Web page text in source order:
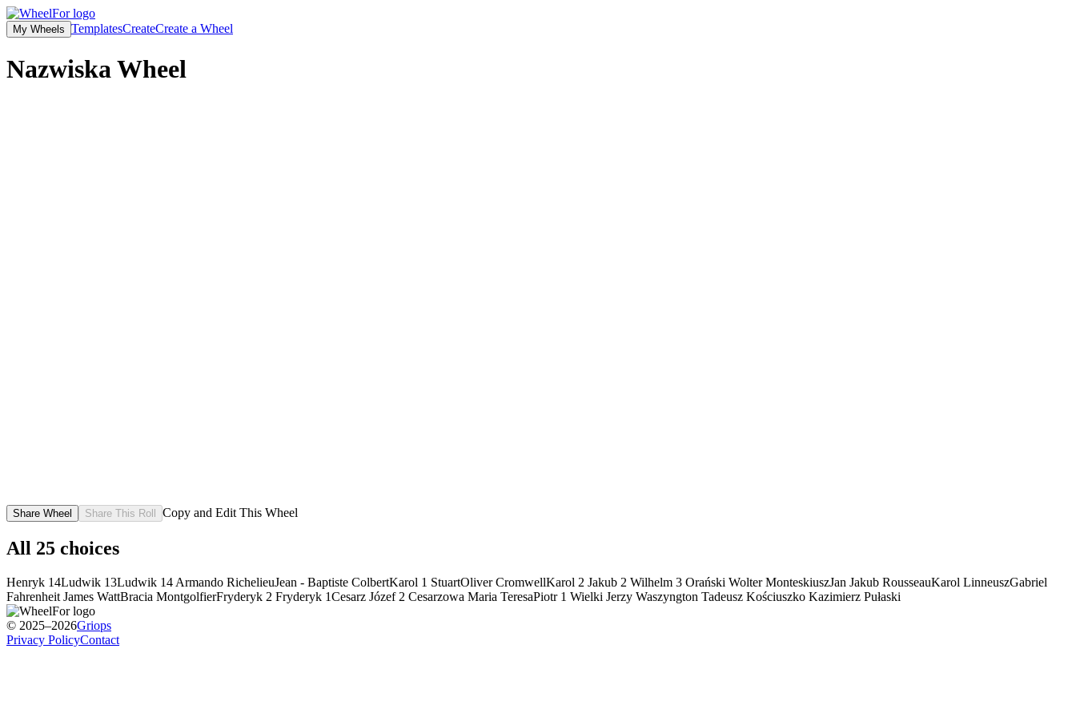
My Wheels TemplatesCreateCreate a Wheel
NazwiskaWheel
Share Wheel Share This Roll Copy and Edit This Wheel
All 25 choices
Henryk 14Ludwik 13Ludwik 14 Armando RichelieuJean - Baptiste ColbertKarol 1 StuartOliver CromwellKarol 2 Jakub 2 Wilhelm 3 Orański WolterMonteskiuszJan Jakub RousseauKarol LinneuszGabriel
Fahrenheit James WattBracia MontgolfierFryderyk 2 Fryderyk 1Cesarz Józef 2 Cesarzowa Maria TeresaPiotr 1 Wielki Jerzy Waszyngton Tadeusz Kościuszko Kazimierz Pułaski
© 2025–2026Griops
Privacy PolicyContact